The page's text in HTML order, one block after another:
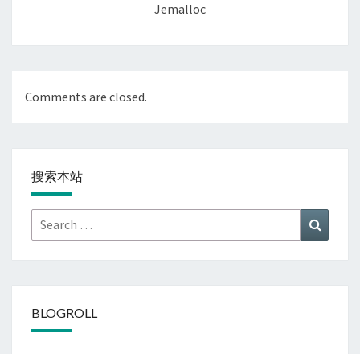
Jemalloc
Comments are closed.
搜索本站
Search
for:
BLOGROLL